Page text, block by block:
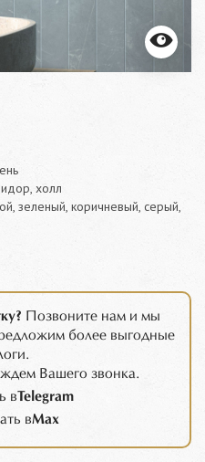
холл
зеленый, коричневый, серый,
Позвоните нам и мы
более выгодные
Вашего звонка.
вTelegram
вMax